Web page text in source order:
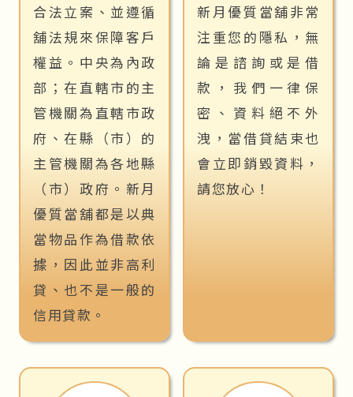
合法立案、並遵循
舖法規來保障客戶
權益。中央為內政
部；在直轄市的主
管機關為直轄市政
府、在縣（市）的
主管機關為各地縣
（市）政府。新月
優質當舖都是以典
當物品作為借款依
據，因此並非高利
貸、也不是一般的
信用貸款。
新月優質當舖非常
注重您的隱私，無
論是諮詢或是借
款，我們一律保
密、資料絕不外
洩，當借貸結束也
會立即銷毀資料，
請您放心！